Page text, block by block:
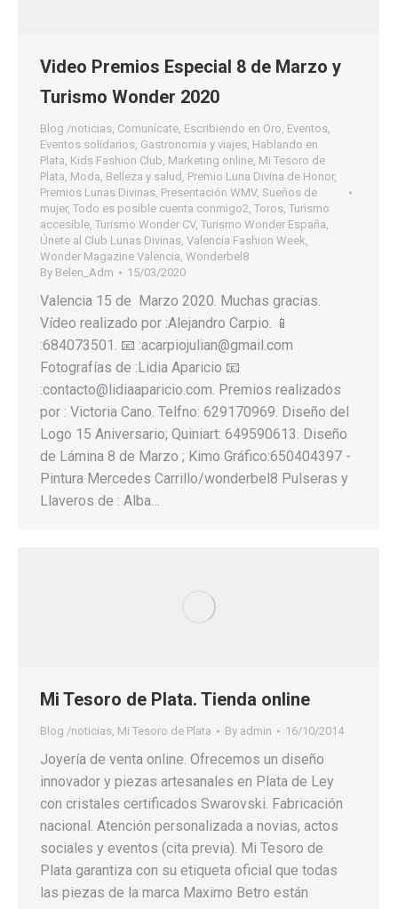
Video Premios Especial 8 de Marzo y
Turismo Wonder 2020
Blog /noticias Comunícate Escribiendo en Oro Eventos
Eventos solidarios Gastronomia y viajes Hablando en
Plata Kids Fashion Club Marketing online Mi Tesoro de
Plata Moda, Belleza y salud Premio Luna Divina de Honor,
Premios Lunas Divinas Presentación WMV, Sueños de
mujer, Todo es posible cuenta conmigo2 Toros Turismo
accesible Turismo Wonder CV, Turismo Wonder España
Únete al Club Lunas Divinas Valencia Fashion Week
Wonder Magazine Valencia Wonderbel8
By Belen_Adm 15/03/2020
Valencia 15 de Marzo 2020. Muchas gracias.
Vídeo realizado por :Alejandro Carpio. 📱
:684073501. 📧 :acarpiojulian@gmail.com
Fotografías de :Lidia Aparicio 📧
:contacto@lidiaaparicio.com. Premios realizados
por : Victoria Cano. Telfno: 629170969. Diseño del
Logo 15 Aniversario; Quiniart: 649590613. Diseño
de Lámina 8 de Marzo ; Kimo Gráfico:650404397 -
Pintura Mercedes Carrillo/wonderbel8 Pulseras y
Llaveros de : Alba…
Mi Tesoro de Plata. Tienda online
Blog /noticias Mi Tesoro de Plata By admin 16/10/2014
Joyería de venta online. Ofrecemos un diseño
innovador y piezas artesanales en Plata de Ley
con cristales certificados Swarovski. Fabricación
nacional. Atención personalizada a novias, actos
sociales y eventos (cita previa). Mi Tesoro de
Plata garantiza con su etiqueta oficial que todas
las piezas de la marca Maximo Betro están